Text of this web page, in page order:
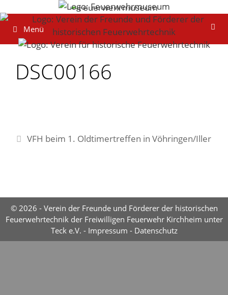
Inhalt
springenMenü
DSC00166
VFH beim 1. Oldtimertreffen in Vöhringen/Iller
© 2026 - Verein der Freunde und Förderer der historischen
Feuerwehrtechnik der Freiwilligen Feuerwehr Kirchheim unter
Teck e.V. - Impressum - Datenschutz